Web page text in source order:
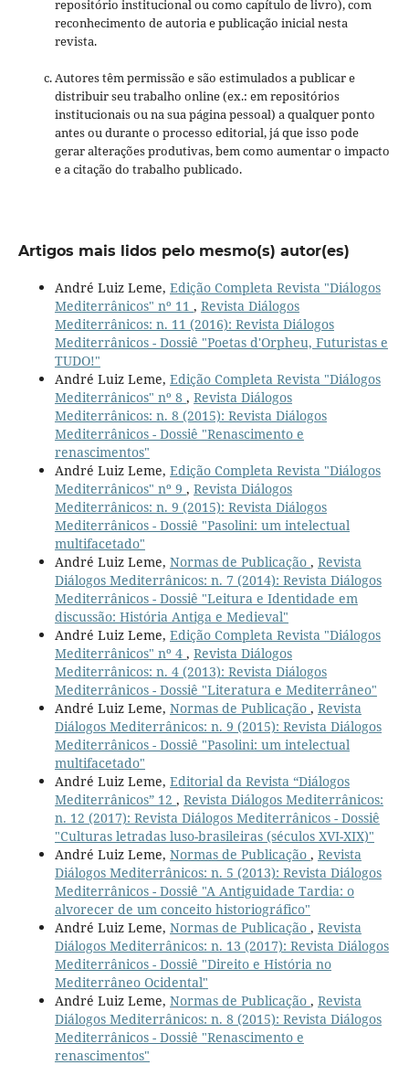
repositório institucional ou como capítulo de livro), com
reconhecimento de autoria e publicação inicial nesta
revista.
Autores têm permissão e são estimulados a publicar e
distribuir seu trabalho online (ex.: em repositórios
institucionais ou na sua página pessoal) a qualquer ponto
antes ou durante o processo editorial, já que isso pode
gerar alterações produtivas, bem como aumentar o impacto
e a citação do trabalho publicado.
Artigos mais lidos pelo mesmo(s) autor(es)
André Luiz Leme, Edição Completa Revista "Diálogos
Mediterrânicos" nº 11 , Revista Diálogos
Mediterrânicos: n. 11 (2016): Revista Diálogos
Mediterrânicos - Dossiê "Poetas d'Orpheu, Futuristas e
TUDO!"
André Luiz Leme, Edição Completa Revista "Diálogos
Mediterrânicos" nº 8 , Revista Diálogos
Mediterrânicos: n. 8 (2015): Revista Diálogos
Mediterrânicos - Dossiê "Renascimento e
renascimentos"
André Luiz Leme, Edição Completa Revista "Diálogos
Mediterrânicos" nº 9 , Revista Diálogos
Mediterrânicos: n. 9 (2015): Revista Diálogos
Mediterrânicos - Dossiê "Pasolini: um intelectual
multifacetado"
André Luiz Leme, Normas de Publicação , Revista
Diálogos Mediterrânicos: n. 7 (2014): Revista Diálogos
Mediterrânicos - Dossiê "Leitura e Identidade em
discussão: História Antiga e Medieval"
André Luiz Leme, Edição Completa Revista "Diálogos
Mediterrânicos" nº 4 , Revista Diálogos
Mediterrânicos: n. 4 (2013): Revista Diálogos
Mediterrânicos - Dossiê "Literatura e Mediterrâneo"
André Luiz Leme, Normas de Publicação , Revista
Diálogos Mediterrânicos: n. 9 (2015): Revista Diálogos
Mediterrânicos - Dossiê "Pasolini: um intelectual
multifacetado"
André Luiz Leme, Editorial da Revista “Diálogos
Mediterrânicos” 12 , Revista Diálogos Mediterrânicos:
n. 12 (2017): Revista Diálogos Mediterrânicos - Dossiê
"Culturas letradas luso-brasileiras (séculos XVI-XIX)"
André Luiz Leme, Normas de Publicação , Revista
Diálogos Mediterrânicos: n. 5 (2013): Revista Diálogos
Mediterrânicos - Dossiê "A Antiguidade Tardia: o
alvorecer de um conceito historiográfico"
André Luiz Leme, Normas de Publicação , Revista
Diálogos Mediterrânicos: n. 13 (2017): Revista Diálogos
Mediterrânicos - Dossiê "Direito e História no
Mediterrâneo Ocidental"
André Luiz Leme, Normas de Publicação , Revista
Diálogos Mediterrânicos: n. 8 (2015): Revista Diálogos
Mediterrânicos - Dossiê "Renascimento e
renascimentos"